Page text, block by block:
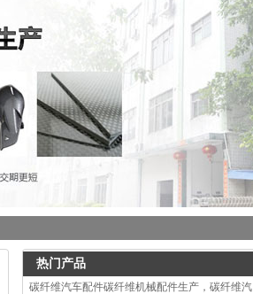
热门产品
碳纤维汽车配件碳纤维机械配件生产，碳纤维汽